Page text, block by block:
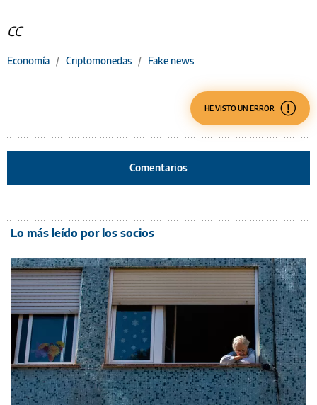
CC
Economía / Criptomonedas / Fake news
HE VISTO UN ERROR
Comentarios
Lo más leído por los socios